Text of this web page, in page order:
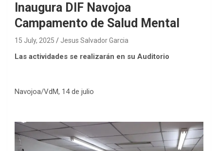
Inaugura DIF Navojoa
Campamento de Salud Mental
15 July, 2025 Jesus Salvador Garcia
Las actividades se realizarán en su Auditorio
Navojoa/VdM, 14 de julio